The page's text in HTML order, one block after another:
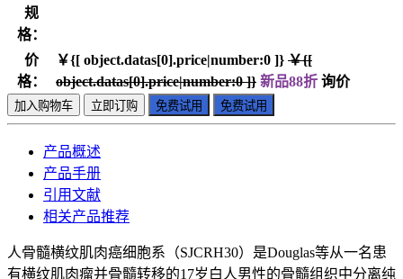
规
格：
价
格：
￥{[ object.datas[0].price|number:0 ]} ￥{[
object.datas[0].price|number:0 ]} 新品88折 询价
加入购物车 立即订购 免费试用 免费试用
产品概述
产品手册
引用文献
相关产品推荐
人骨髓横纹肌肉癌细胞系（SJCRH30）是Douglas等从一名患
有横纹肌肉瘤并骨髓转移的17岁白人男性的骨髓组织中分离纯